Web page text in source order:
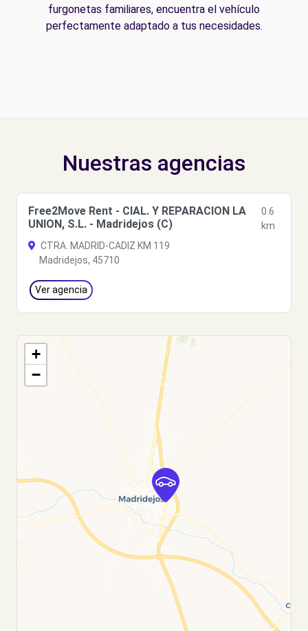
furgonetas familiares, encuentra el vehículo
perfectamente adaptado a tus necesidades.
Nuestras agencias
Free2Move Rent - CIAL. Y REPARACION LA
UNION, S.L. - Madridejos (C)
0.6
km
CTRA. MADRID-CADIZ KM 119
Madridejos, 45710
Ver agencia
+
−